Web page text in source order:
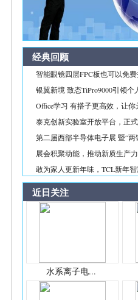
经典回顾
智能眼镜四层FPC板也可以免费
银翼新境 致态TiPro9000引领个
Office学习 有搭子更高效，让你
泰克创新实验室开放平台，正式
第二届西部半导体电子展 暨“两
展会积聚动能，推动新质生产
敢为家人更新年味，TCL新年
近日关注
水系离子电...